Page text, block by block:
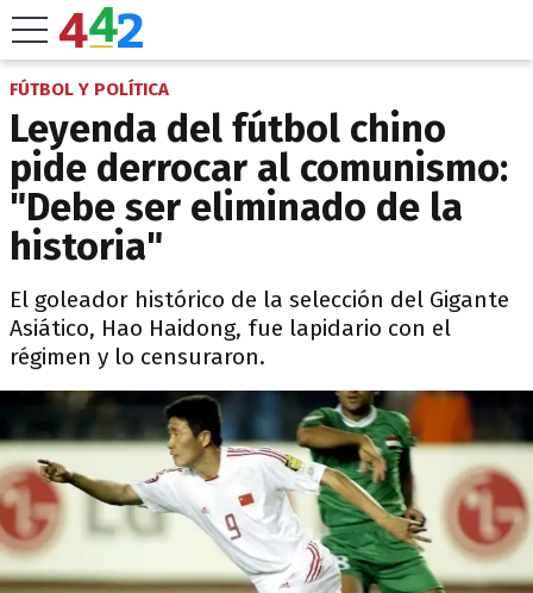
FÚTBOL Y POLÍTICA
Leyenda del fútbol chino
pide derrocar al comunismo:
"Debe ser eliminado de la
historia"
El goleador histórico de la selección del Gigante
Asiático, Hao Haidong, fue lapidario con el
régimen y lo censuraron.